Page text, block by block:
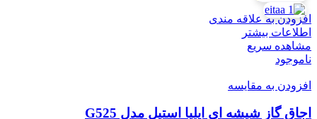
افزودن به علاقه مندی
اطلاعات بیشتر
مشاهده سریع
ناموجود
افزودن به مقایسه
اجاق گاز شیشه ای ایلیا استیل مدل G525